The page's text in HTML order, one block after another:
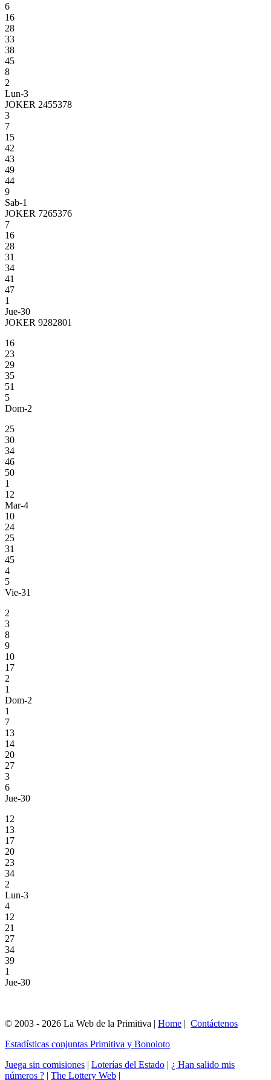
6
16
28
33
38
45
8
2
Lun-3
JOKER 2455378
3
7
15
42
43
49
44
9
Sab-1
JOKER 7265376
7
16
28
31
34
41
47
1
Jue-30
JOKER 9282801
16
23
29
35
51
5
Dom-2
25
30
34
46
50
1
12
Mar-4
10
24
25
31
45
4
5
Vie-31
2
3
8
9
10
17
2
1
Dom-2
1
7
13
14
20
27
3
6
Jue-30
12
13
17
20
23
34
2
Lun-3
4
12
21
27
34
39
1
Jue-30
© 2003 - 2026 La Web de la Primitiva | Home | Contáctenos
Estadísticas conjuntas Primitiva y Bonoloto
Juega sin comisiones | Loterías del Estado | ¿ Han salido mis
números ? | The Lottery Web |